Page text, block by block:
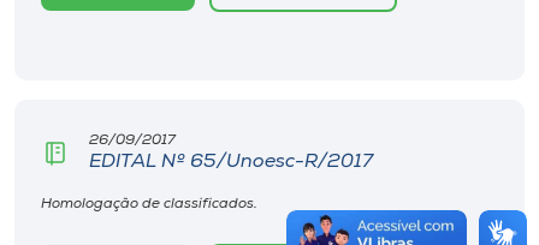
26/09/2017
EDITAL Nº 65/Unoesc-R/2017
Homologação de classificados.